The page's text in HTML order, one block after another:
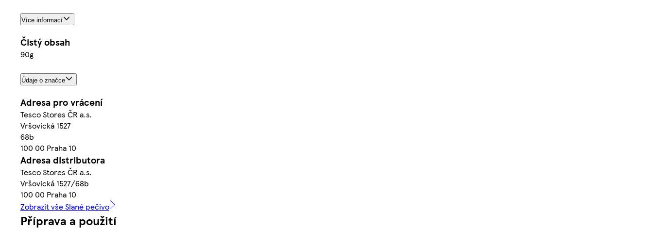
Více informací
Čistý obsah
90g
Údaje o značce
Adresa pro vrácení
Tesco Stores ČR a.s.
Vršovická 1527
68b
100 00 Praha 10
Adresa distributora
Tesco Stores ČR a.s.
Vršovická 1527/68b
100 00 Praha 10
Zobrazit vše Slané pečivo
Příprava a použití